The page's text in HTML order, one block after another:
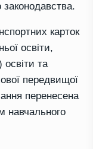
законодавства.
карток
освіти,
освіти та
передвищої
перенесена
навчального